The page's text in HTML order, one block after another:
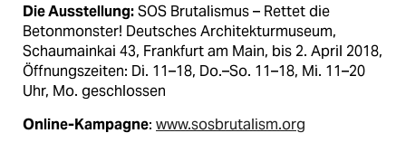
Die Ausstellung:SOS Brutalismus – Rettet die
Betonmonster! Deutsches Architekturmuseum,
Schaumainkai 43, Frankfurt am Main, bis 2. April 2018,
­Öffnungszeiten: Di. 11–18, Do.–So. 11–18, Mi. 11–20
Uhr, Mo. geschlossen
Online-Kampagne: www.sosbrutalism.org